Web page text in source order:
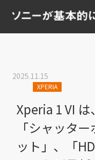
2025.11.15
XPERIA
Xperia 1 VI
「シャッタ
ット」、「